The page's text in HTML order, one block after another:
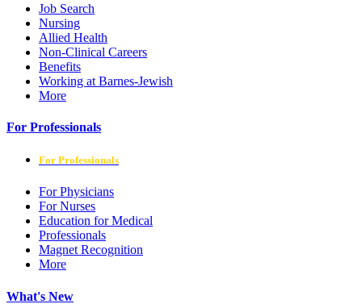
Job Search
Nursing
Allied Health
Non-Clinical Careers
Benefits
Working at Barnes-Jewish
More
For Professionals
For Professionals
For Physicians
For Nurses
Education for Medical
Professionals
Magnet Recognition
More
What's New